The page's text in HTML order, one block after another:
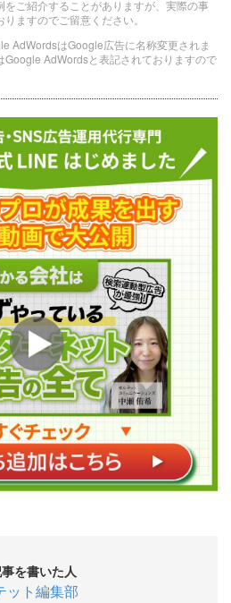
ご紹介することがありますが、実際の事
ますのでご留意ください。
AdWordsはGoogle広告に名称変更されま
Google AdWordsと表記されておりますので
を書いた人
ット編集部